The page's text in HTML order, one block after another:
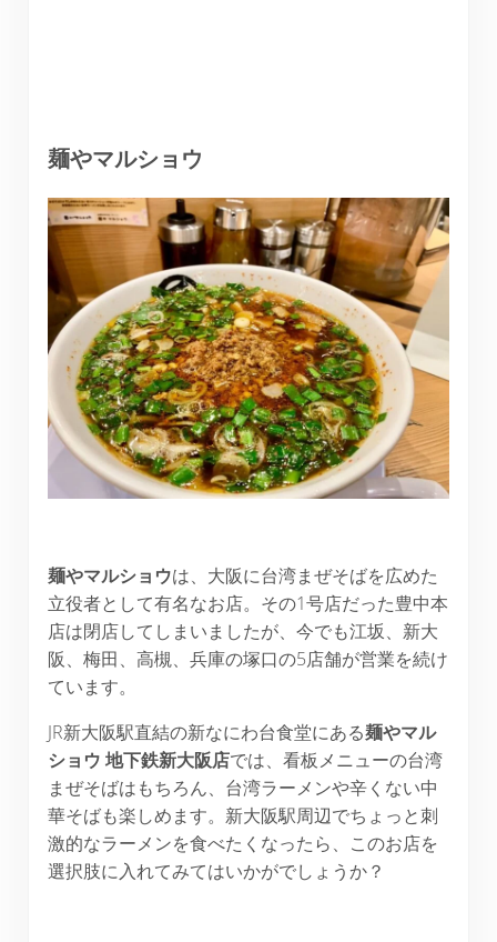
麺やマルショウ
麺やマルショウは、大阪に台湾まぜそばを広めた
立役者として有名なお店。その1号店だった豊中本
店は閉店してしまいましたが、今でも江坂、新大
阪、梅田、高槻、兵庫の塚口の5店舗が営業を続け
ています。
JR新大阪駅直結の新なにわ台食堂にある麺やマル
ショウ 地下鉄新大阪店では、看板メニューの台湾
まぜそばはもちろん、台湾ラーメンや辛くない中
華そばも楽しめます。新大阪駅周辺でちょっと刺
激的なラーメンを食べたくなったら、このお店を
選択肢に入れてみてはいかがでしょうか？